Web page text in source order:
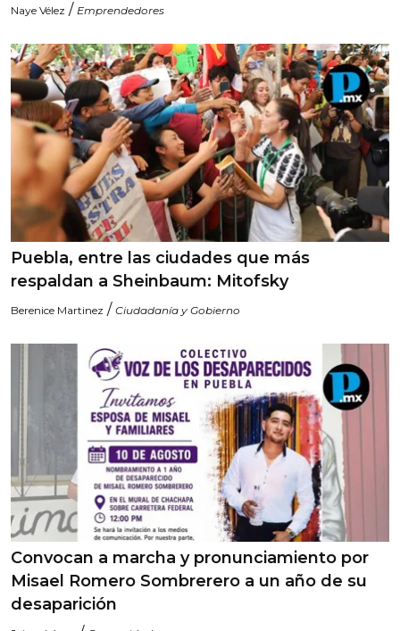
Naye Vélez / Emprendedores
Puebla, entre las ciudades que más
respaldan a Sheinbaum: Mitofsky
Berenice Martinez / Ciudadanía y Gobierno
Convocan a marcha y pronunciamiento por
Misael Romero Sombrerero a un año de su
desaparición